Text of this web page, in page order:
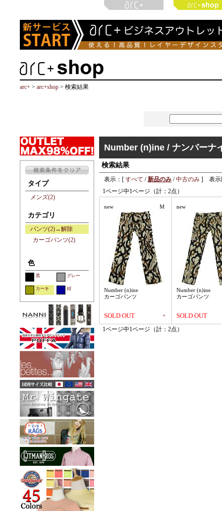
arc+ > arc+shop > 検索結果
タイプ
メンズ(2)
カテゴリ
パンツ(2)→解除
カーゴパンツ(2)
色
黒 グレー
カーキ 紺
Number (n)ine / ナンバーナ
検索結果
表示：[ すべて /新品のみ /中古のみ ] 表示
1ページ中1ページ（計：2点）
new M
Number (n)ine
カーゴパンツ
SOLD OUT +
new
Number (n)ine
カーゴパンツ
SOLD OUT
1ページ中1ページ（計：2点）